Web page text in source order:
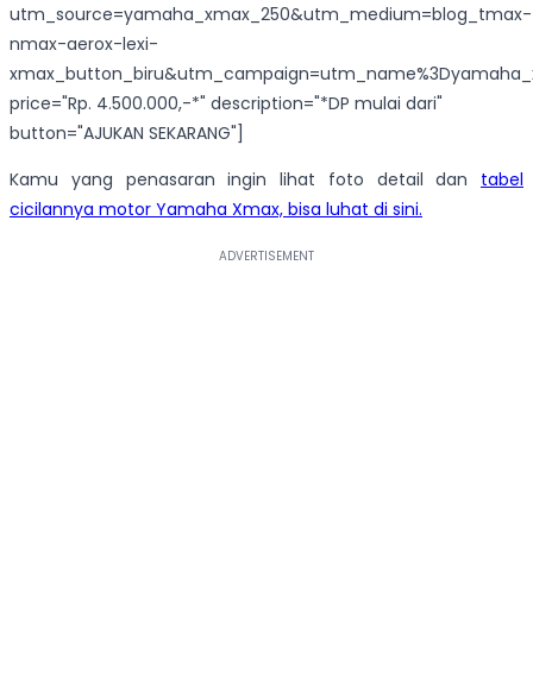
utm_source=yamaha_xmax_250&utm_medium=blog_tmax-
nmax-aerox-lexi-
price="Rp. 4.500.000,-*" description="*DP mulai dari"
button="AJUKAN SEKARANG"]
Kamu yang penasaran ingin lihat foto detail dan tabel
cicilannya motor Yamaha Xmax, bisa luhat di sini.